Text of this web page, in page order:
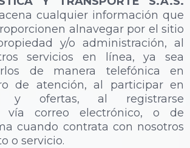
cualquier información que
alnavegar por el sitio
y/o administración, al
servicios en línea, ya sea
de manera telefónica en
de atención, al participar en
y ofertas, al registrarse
vía correo electrónico, o de
cuando contrata con nosotros
o servicio.